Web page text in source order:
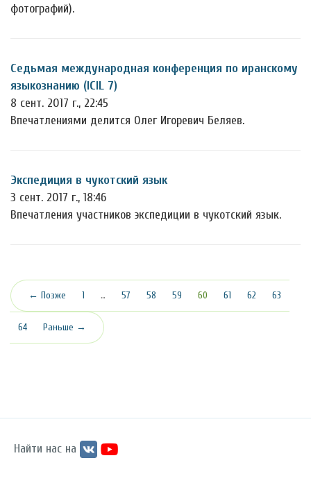
фотографий).
Седьмая международная конференция по иранскому
языкознанию (ICIL 7)
8 сент. 2017 г., 22:45
Впечатлениями делится Олег Игоревич Беляев.
Экспедиция в чукотский язык
3 сент. 2017 г., 18:46
Впечатления участников экспедиции в чукотский язык.
← Позже 1 … 57 58 59 60 (текущая)
61 62 63
64 Раньше →
Найти нас на